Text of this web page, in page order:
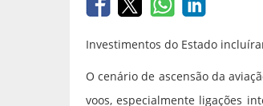
Investimentos do Estado
O cenário de ascensão da
voos, especialmente ligações